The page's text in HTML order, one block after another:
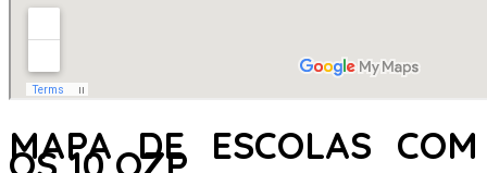
MAPA DE ESCOLAS COM